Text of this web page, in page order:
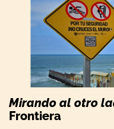
Mirando al otro
Frontiera